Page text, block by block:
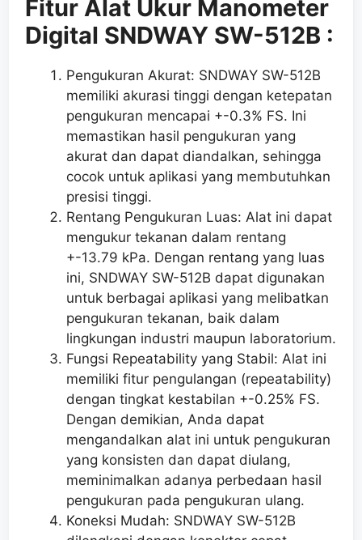
Fitur Alat Ukur Manometer
Digital SNDWAY SW-512B :
Pengukuran Akurat: SNDWAY SW-512B
memiliki akurasi tinggi dengan ketepatan
pengukuran mencapai +-0.3% FS. Ini
memastikan hasil pengukuran yang
akurat dan dapat diandalkan, sehingga
cocok untuk aplikasi yang membutuhkan
presisi tinggi.
Rentang Pengukuran Luas: Alat ini dapat
mengukur tekanan dalam rentang
+-13.79 kPa. Dengan rentang yang luas
ini, SNDWAY SW-512B dapat digunakan
untuk berbagai aplikasi yang melibatkan
pengukuran tekanan, baik dalam
lingkungan industri maupun laboratorium.
Fungsi Repeatability yang Stabil: Alat ini
memiliki fitur pengulangan (repeatability)
dengan tingkat kestabilan +-0.25% FS.
Dengan demikian, Anda dapat
mengandalkan alat ini untuk pengukuran
yang konsisten dan dapat diulang,
meminimalkan adanya perbedaan hasil
pengukuran pada pengukuran ulang.
Koneksi Mudah: SNDWAY SW-512B